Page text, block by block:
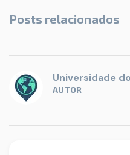
Posts relacionados
Universidade
AUTOR